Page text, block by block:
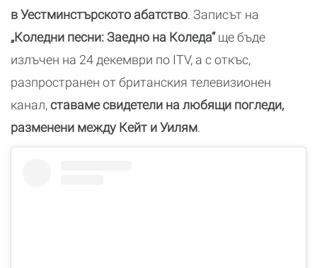
в Уестминстърското абатство. Записът на
„Коледни песни: Заедно на Коледа“ще бъде
излъчен на 24 декември по ITV, а с откъс,
разпространен от британския телевизионен
канал,ставаме свидетели на любящи погледи,
разменени между Кейт и Уилям.